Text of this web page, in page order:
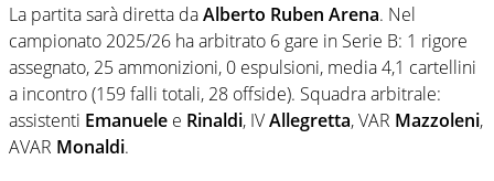
La partita sarà diretta daAlberto Ruben Arena. Nel
campionato 2025/26 ha arbitrato 6 gare in Serie B: 1 rigore
assegnato, 25 ammonizioni, 0 espulsioni, media 4,1 cartellini
a incontro (159 falli totali, 28 offside). Squadra arbitrale:
assistenti Emanuele e Rinaldi, IVAllegretta, VAR Mazzoleni,
AVAR Monaldi.